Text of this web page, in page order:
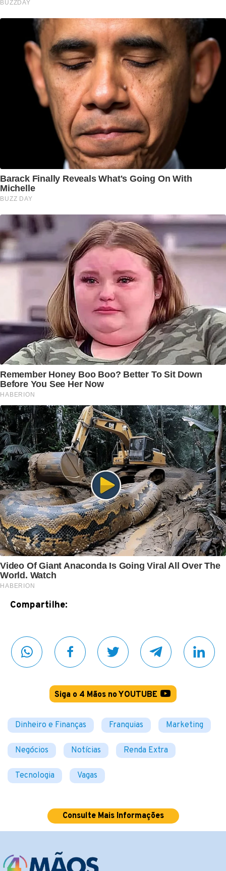
Compartilhe:
Siga o 4 Mãos no YOUTUBE
Dinheiro e Finanças Franquias Marketing
Negócios Notícias Renda Extra
Tecnologia Vagas
Consulte Mais Informações